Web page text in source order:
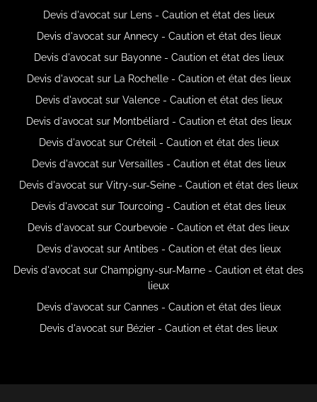
Devis d'avocat sur Lens - Caution et état des lieux
Devis d'avocat sur Annecy - Caution et état des lieux
Devis d'avocat sur Bayonne - Caution et état des lieux
Devis d'avocat sur La Rochelle - Caution et état des lieux
Devis d'avocat sur Valence - Caution et état des lieux
Devis d'avocat sur Montbéliard - Caution et état des lieux
Devis d'avocat sur Créteil - Caution et état des lieux
Devis d'avocat sur Versailles - Caution et état des lieux
Devis d'avocat sur Vitry-sur-Seine - Caution et état des lieux
Devis d'avocat sur Tourcoing - Caution et état des lieux
Devis d'avocat sur Courbevoie - Caution et état des lieux
Devis d'avocat sur Antibes - Caution et état des lieux
Devis d'avocat sur Champigny-sur-Marne - Caution et état des
lieux
Devis d'avocat sur Cannes - Caution et état des lieux
Devis d'avocat sur Bézier - Caution et état des lieux